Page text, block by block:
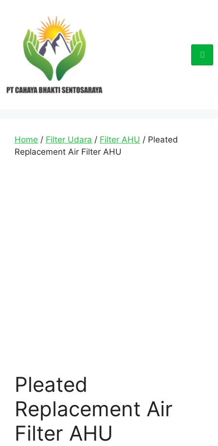
Home / Filter Udara / Filter AHU / Pleated
Replacement Air Filter AHU
Pleated
Replacement Air
Filter AHU